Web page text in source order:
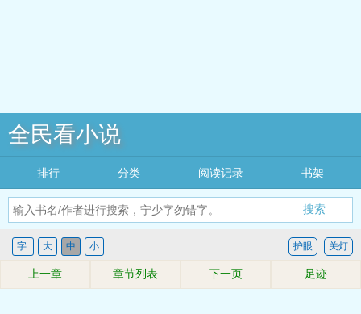
全民看小说
搜索
排行 分类 阅读记录 书架
字: 大 中 小 关灯
护眼
上一章 章节列表 下一页 足迹